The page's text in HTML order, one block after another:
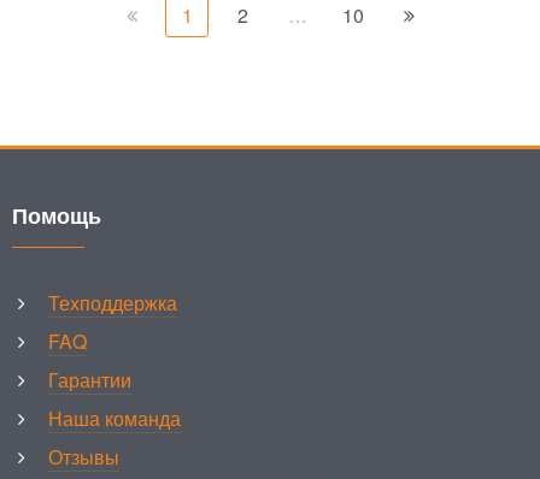
1 2 … 10
Помощь
Техподдержка
FAQ
Гарантии
Наша команда
Отзывы